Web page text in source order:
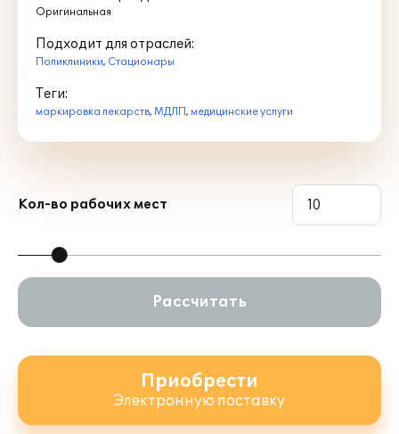
Оригинальная
Подходит для отраслей:
Поликлиники, Стационары
Теги:
маркировка лекарств, МДЛП, медицинские услуги
Кол-во рабочих мест
Рассчитать
Приобрести
Электронную поставку